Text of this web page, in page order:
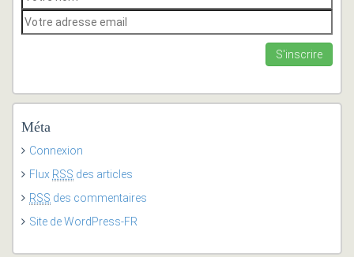
Méta
Connexion
Flux RSS des articles
RSS des commentaires
Site de WordPress-FR